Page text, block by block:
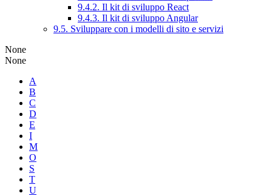
9.4.2. Il kit di sviluppo React
9.4.3. Il kit di sviluppo Angular
9.5. Sviluppare con i modelli di sito e servizi
None
None
A
B
C
D
E
I
M
O
S
T
U